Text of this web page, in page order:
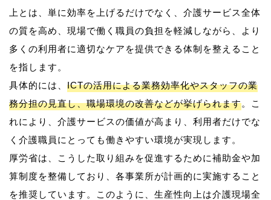
上とは、単に効率を上げるだけでなく、介護サービス全体
の質を高め、現場で働く職員の負担を軽減しながら、より
多くの利用者に適切なケアを提供できる体制を整えること
を指します。
具体的には、 ICTの活用による業務効率化やスタッフの業
務分担の見直し、職場環境の改善などが挙げられます。こ
れにより、介護サービスの価値が高まり、利用者だけでな
く介護職員にとっても働きやすい環境が実現します。
厚労省は、こうした取り組みを促進するために補助金や加
算制度を整備しており、各事業所が計画的に実施すること
を推奨しています。このように、生産性向上は介護現場全